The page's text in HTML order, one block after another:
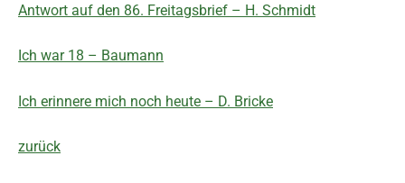
Antwort auf den 86. Freitagsbrief – H. Schmidt
Ich war 18 – Baumann
Ich erinnere mich noch heute – D. Bricke
zurück